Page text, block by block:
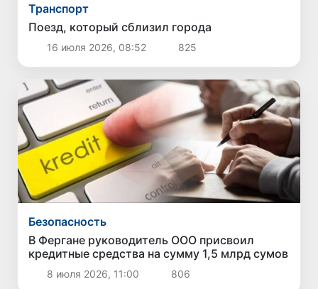
Транспорт
Поезд, который сблизил города
16 июля 2026, 08:52 825
Безопасность
В Фергане руководитель ООО присвоил
кредитные средства на сумму 1,5 млрд сумов
8 июля 2026, 11:00 806